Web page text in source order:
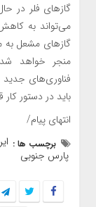
گازهای فلر در
می‌تواند به
گازهای مشعل به
منجر خواهد
فناوری‌های
باید در دستور کار
انتهای پیام/
برچسب ها :
پارس جنوبی